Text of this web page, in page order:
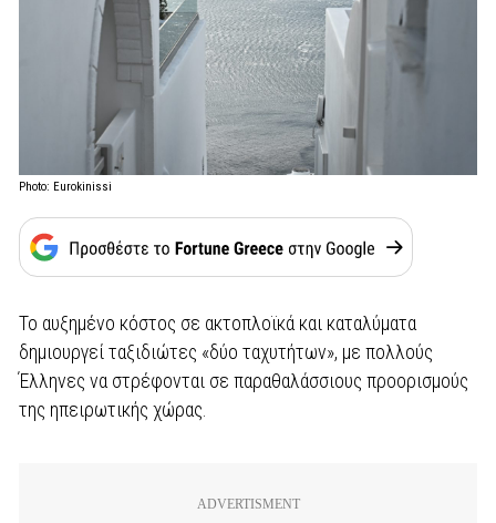
Photo: Eurokinissi
Το αυξημένο κόστος σε ακτοπλοϊκά και καταλύματα
δημιουργεί ταξιδιώτες «δύο ταχυτήτων», με πολλούς
Έλληνες να στρέφονται σε παραθαλάσσιους προορισμούς
της ηπειρωτικής χώρας.